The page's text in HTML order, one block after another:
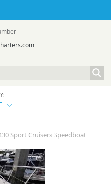
| в России:
Sport Cruiser» Speedboat